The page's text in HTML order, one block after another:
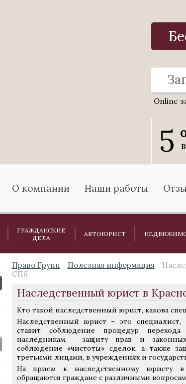
Online
5
О компании Наши работы
ГРАЖДАНСКИЕ
ДЕЛА
АВТОЮРИСТ
Право Групп Полезная информация
СПб
Наследственный юрист в
Кто такой наследственный юрист, какова
Наследственный юрист – это
ставит соблюдение процедур
наследникам, защиту прав и законных
соблюдение «чистоты» сделок, а также
третьими лицами, в учреждениях и
На прием к наследственному юристу в
обращаются граждане с различными